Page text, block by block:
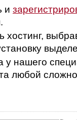
и
хостинг,
у нашего
любой